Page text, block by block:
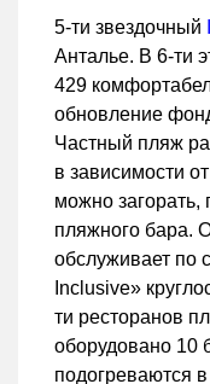
5-ти звездочный
Анталье. В 6-ти
429
обновление
Частный пляж
в зависимости
можно загорать,
пляжного бара.
обслуживает по
Inclusive»
ти ресторанов
оборудовано 10
подогреваются